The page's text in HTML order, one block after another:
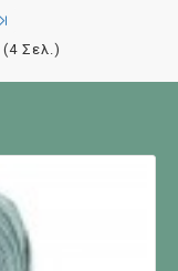
Σελ.)